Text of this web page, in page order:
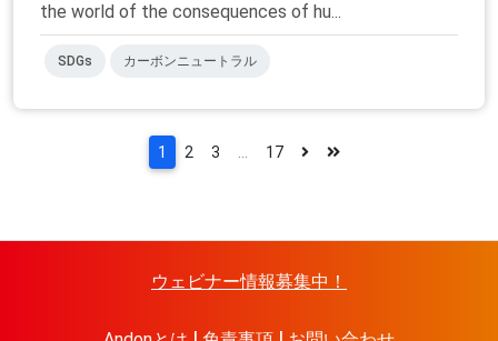
the world of the consequences of hu...
SDGs カーボンニュートラル
1 2 3 ... 17
ウェビナー情報募集中！